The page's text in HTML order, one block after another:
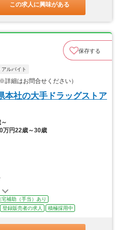
この求人に興味がある
保存する
アルバイト
細はお問合せください）
本社の大手ドラッグストア
万円22歳～30歳
宅補助（手当）あり
登録販売者の求人 積極採用中